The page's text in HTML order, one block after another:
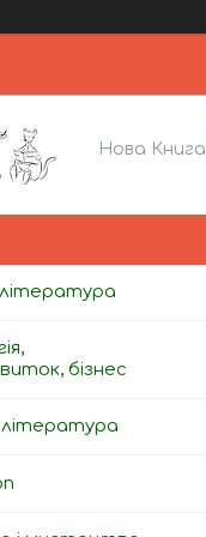
Нова Книга
бізнес